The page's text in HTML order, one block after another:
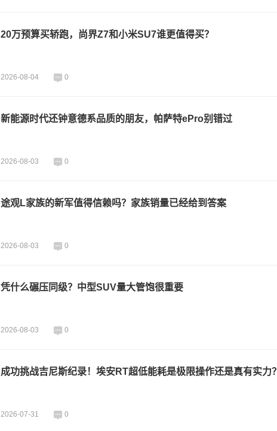
20万预算买轿跑，尚界Z7和小米SU7谁更值得买？
2026-08-04 0
新能源时代还钟意德系品质的朋友，帕萨特ePro别错过
2026-08-03 0
途观L家族的新军值得信赖吗？家族销量已经给到答案
2026-08-03 0
凭什么碾压同级？中型SUV量大管饱很重要
2026-08-03 0
成功挑战吉尼斯纪录！埃安RT超低能耗是极限操作还是真有实力？
2026-07-31 0